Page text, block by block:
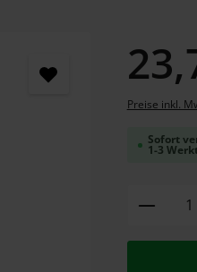
Preise inkl.
Sofort
1-3